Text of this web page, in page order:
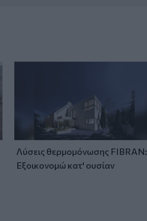
Λύσεις θερμομόνωσης FIBRAN:
Εξοικονομώ κατ' ουσίαν